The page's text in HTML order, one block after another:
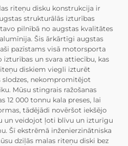
riteņu disku konstrukcija ir
strukturālās izturības
pilnībā no augstas kvalitātes
Šis ārkārtīgi augstas
pazīstams visā motorsporta
izturības un svara attiecību, kas
diskiem viegli izturēt
slodzes, nekompromitējot
Mūsu stingrais ražošanas
12 000 tonnu kala preses, lai
tādējādi novēršot iekšējo
un veidojot ļoti blīvu un izturīgu
Šī ekstrēmā inženierzinātniska
dziļās malas riteņu diski bez